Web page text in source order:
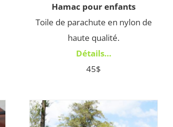
Hamac pour enfants
Toile de parachute en nylon de
haute qualité.
Détails…
45$